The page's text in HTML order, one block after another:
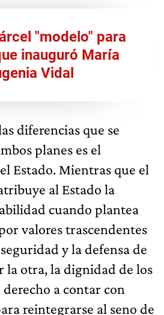
"modelo" para
inauguró María
Vidal
diferencias que se
planes es el
Estado. Mientras que el
al Estado la
cuando plantea
valores trascendentes
y la defensa de
la otra, la dignidad de los
a contar con
reintegrarse al seno de